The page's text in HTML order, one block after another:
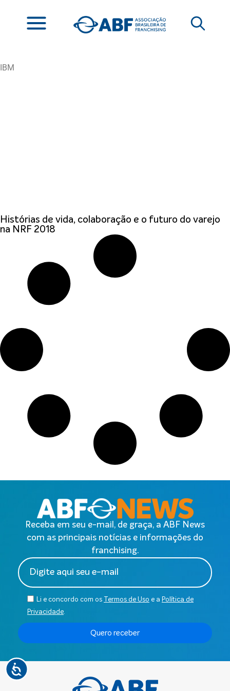
IBM
Histórias de vida, colaboração e o futuro do varejo
na NRF 2018
Receba em seu e-mail, de graça, a ABF News
com as principais notícias e informações do
franchising.
Li e concordo com os Termos de Uso e a Política de
Privacidade.
Quero receber